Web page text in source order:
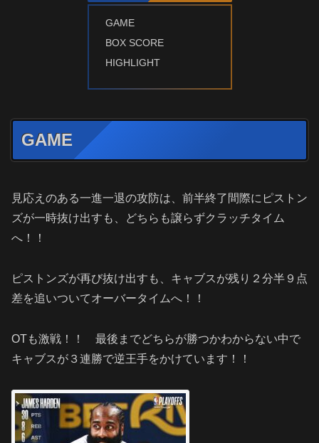
GAME
BOX SCORE
HIGHLIGHT
GAME
見応えのある一進一退の攻防は、前半終了間際にピストン
ズが一時抜け出すも、どちらも譲らずクラッチタイム
へ！！
ピストンズが再び抜け出すも、キャブスが残り２分半９点
差を追いついてオーバータイムへ！！
OTも激戦！！ 最後までどちらが勝つかわからない中で
キャブスが３連勝で逆王手をかけています！！